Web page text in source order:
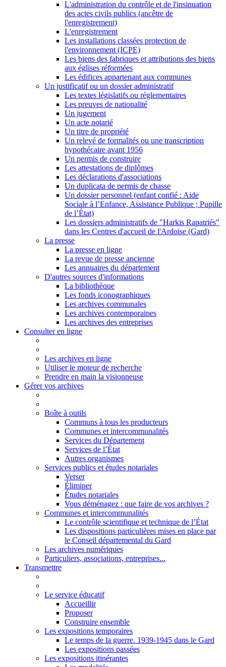
L'administration du contrôle et de l'insinuation
des actes civils publics (ancêtre de
l'enregistrement)
L'enregistrement
Les installations classées protection de
l'environnement (ICPE)
Les biens des fabriques et attributions des biens
aux églises réformées
Les édifices appartenant aux communes
Un justificatif ou un dossier administratif
Les textes législatifs ou réglementaires
Les preuves de nationalité
Un jugement
Un acte notarié
Un titre de propriété
Un relevé de formalités ou une transcription
hypothécaire avant 1956
Un permis de construire
Les attestations de diplômes
Les déclarations d'associations
Un duplicata de permis de chasse
Un dossier personnel (enfant confié : Aide
Sociale à l’Enfance, Assistance Publique ; Pupille
de l’État)
Les dossiers administratifs de "Harkis Rapatriés"
dans les Centres d'accueil de l'Ardoise (Gard)
La presse
La presse en ligne
La revue de presse ancienne
Les annuaires du département
D'autres sources d'informations
La bibliothèque
Les fonds iconographiques
Les archives communales
Les archives contemporaines
Les archives des entreprises
Consulter en ligne
Les archives en ligne
Utiliser le moteur de recherche
Prendre en main la visionneuse
Gérer vos archives
Boîte à outils
Communs à tous les producteurs
Communes et intercommunalités
Services du Département
Services de l’État
Autres organismes
Services publics et études notariales
Verser
Éliminer
Études notariales
Vous déménagez : que faire de vos archives ?
Communes et intercommunalités
Le contrôle scientifique et technique de l’État
Les dispositions particulières mises en place par
le Conseil départemental du Gard
Les archives numériques
Particuliers, associations, entreprises...
Transmettre
Le service éducatif
Accueillir
Proposer
Construire ensemble
Les expositions temporaires
Le temps de la guerre. 1939-1945 dans le Gard
Les expositions passées
Les expositions itinérantes